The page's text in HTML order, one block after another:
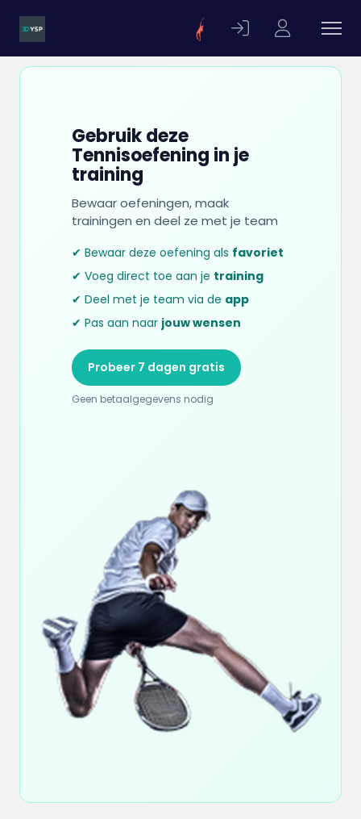
Gebruik deze
Tennisoefening in je
training
Bewaar oefeningen, maak
trainingen en deel ze met je team
✔ Bewaar deze oefening als favoriet
✔ Voeg direct toe aan je training
✔ Deel met je team via de app
✔ Pas aan naar jouw wensen
Probeer 7 dagen gratis
Geen betaalgegevens nodig